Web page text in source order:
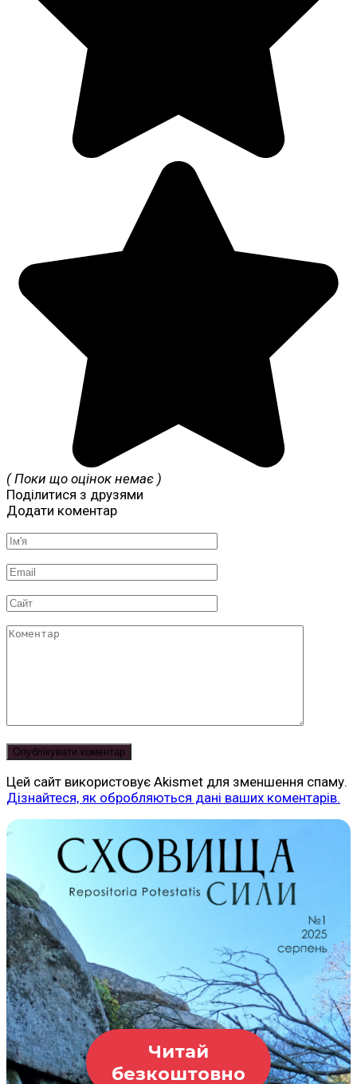
( Поки що оцінок немає )
Поділитися з друзями
Додати коментар
Ім'я
*
Email
*
Сайт
Коментар
Цей сайт використовує Akismet для зменшення спаму.
Дізнайтеся, як обробляються дані ваших коментарів.
Читай
безкоштовно